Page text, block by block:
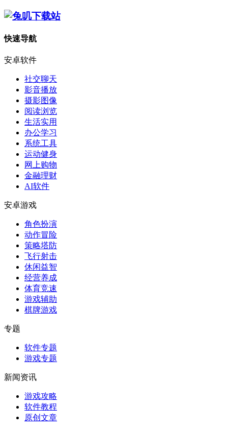
快速导航
安卓软件
社交聊天
影音播放
摄影图像
阅读浏览
生活实用
办公学习
系统工具
运动健身
网上购物
金融理财
AI软件
安卓游戏
角色扮演
动作冒险
策略塔防
飞行射击
休闲益智
经营养成
体育竞速
游戏辅助
棋牌游戏
专题
软件专题
游戏专题
新闻资讯
游戏攻略
软件教程
原创文章